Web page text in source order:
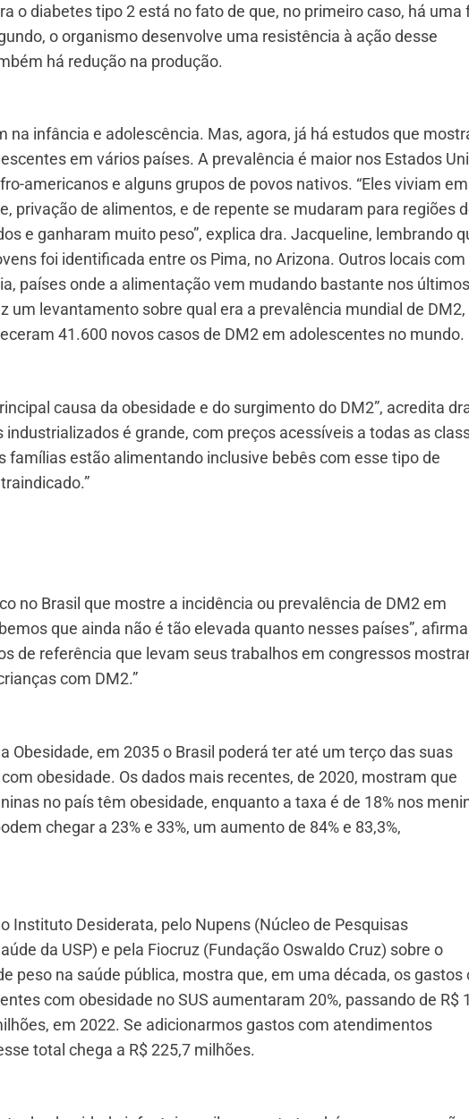
o diabetes tipo 2 está no fato de que, no primeiro caso, há uma
o organismo desenvolve uma resistência à ação desse
há redução na produção.
na infância e adolescência. Mas, agora, já há estudos que
em vários países. A prevalência é maior nos Estados
americanos e alguns grupos de povos nativos. “Eles viviam
privação de alimentos, e de repente se mudaram para regiões
e ganharam muito peso”, explica dra. Jacqueline, lembrando
foi identificada entre os Pima, no Arizona. Outros locais com
países onde a alimentação vem mudando bastante nos últimos
um levantamento sobre qual era a prevalência mundial de DM2,
41.600 novos casos de DM2 em adolescentes no mundo.
causa da obesidade e do surgimento do DM2”, acredita
é grande, com preços acessíveis a todas as
famílias estão alimentando inclusive bebês com esse tipo de
no Brasil que mostre a incidência ou prevalência de DM2 em
que ainda não é tão elevada quanto nesses países”,
de referência que levam seus trabalhos em congressos
com DM2.”
Obesidade, em 2035 o Brasil poderá ter até um terço das suas
obesidade. Os dados mais recentes, de 2020, mostram que
no país têm obesidade, enquanto a taxa é de 18% nos
chegar a 23% e 33%, um aumento de 84% e 83,3%,
Instituto Desiderata, pelo Nupens (Núcleo de Pesquisas
da USP) e pela Fiocruz (Fundação Oswaldo Cruz) sobre o
peso na saúde pública, mostra que, em uma década, os gastos
com obesidade no SUS aumentaram 20%, passando de R$
em 2022. Se adicionarmos gastos com atendimentos
total chega a R$ 225,7 milhões.